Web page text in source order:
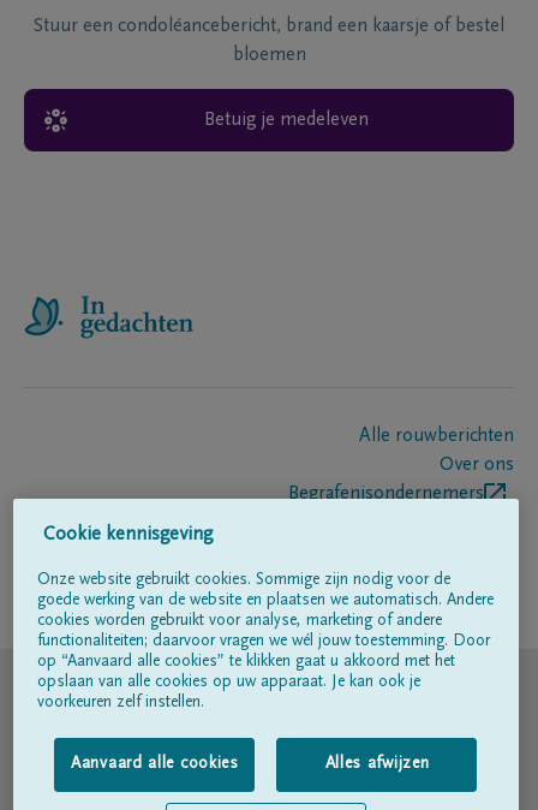
Stuur een condoléancebericht, brand een kaarsje of bestel
bloemen
Betuig je medeleven
Alle rouwberichten
Over ons
Begrafenisondernemers
Volg ons op
© DELA
Gebruiksvoorwaarden
Privacyverklaring
Cookie kennisgeving
Onze website gebruikt cookies. Sommige zijn nodig voor de
goede werking van de website en plaatsen we automatisch. Andere
cookies worden gebruikt voor analyse, marketing of andere
functionaliteiten; daarvoor vragen we wél jouw toestemming. Door
op “Aanvaard alle cookies” te klikken gaat u akkoord met het
opslaan van alle cookies op uw apparaat. Je kan ook je
voorkeuren zelf instellen.
Aanvaard alle cookies Alles afwijzen